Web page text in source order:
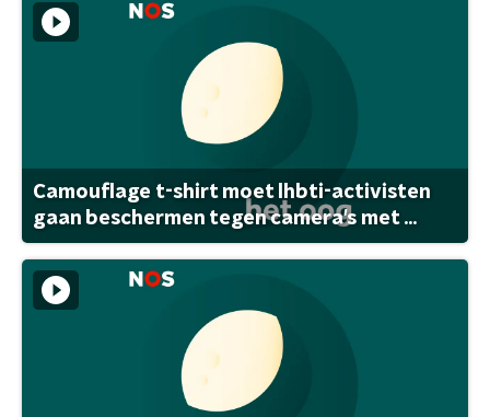
Camouflage t-shirt moet lhbti-activisten
gaan beschermen tegen camera's met ...